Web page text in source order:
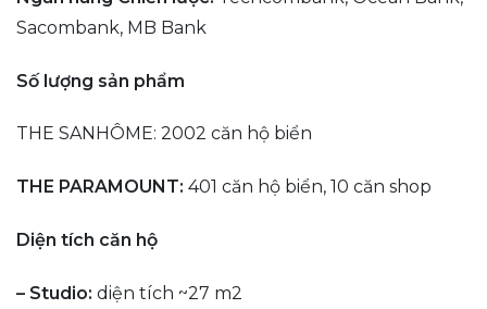
Sacombank, MB Bank
Số lượng sản phẩm
THE SANHÔME: 2002 căn hộ biển
THE PARAMOUNT: 401 căn hộ biển, 10 căn shop
Diện tích căn hộ
– Studio: diện tích ~27 m2